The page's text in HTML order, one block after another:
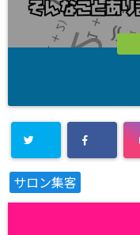
サロン集客